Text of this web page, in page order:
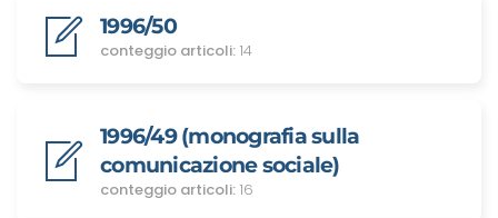
1996/50
conteggio articoli: 14
1996/49 (monografia sulla
comunicazione sociale)
conteggio articoli: 16